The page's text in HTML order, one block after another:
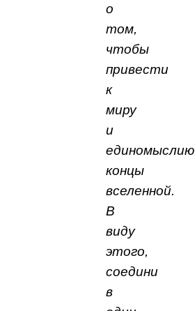
о
том,
чтобы
привести
к
миру
и
единомыслию
концы
вселенной.
В
виду
этого,
соедини
в